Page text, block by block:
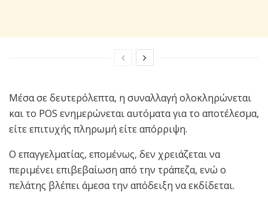
Μέσα σε δευτερόλεπτα, η συναλλαγή ολοκληρώνεται
και το POS ενημερώνεται αυτόματα για το αποτέλεσμα,
είτε επιτυχής πληρωμή είτε απόρριψη.
Ο επαγγελματίας, επομένως, δεν χρειάζεται να
περιμένει επιβεβαίωση από την τράπεζα, ενώ ο
πελάτης βλέπει άμεσα την απόδειξη να εκδίδεται.